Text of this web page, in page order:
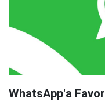
WhatsApp'a